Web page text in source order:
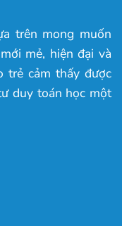
trên mong muốn
mẻ, hiện đại và
trẻ cảm thấy được
duy toán học một